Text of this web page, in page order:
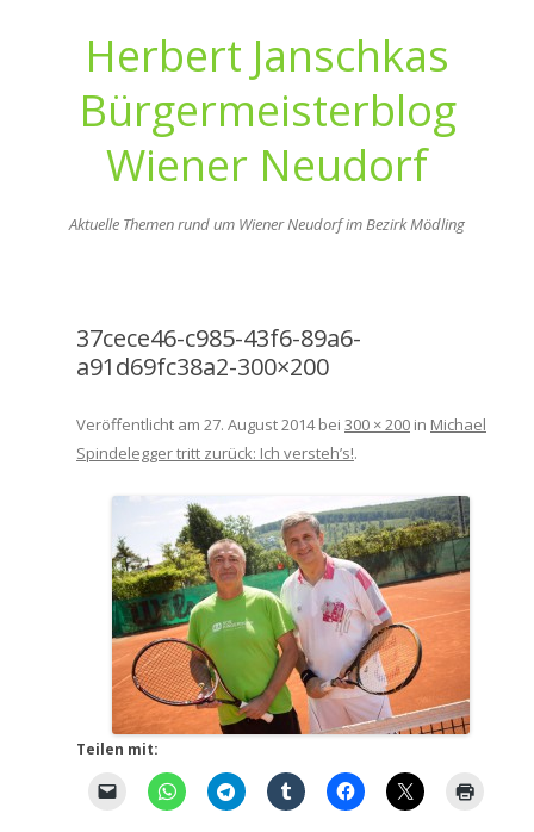
Herbert Janschkas
Bürgermeisterblog
Wiener Neudorf
Aktuelle Themen rund um Wiener Neudorf im Bezirk Mödling
37cece46-c985-43f6-89a6-
a91d69fc38a2-300×200
Veröffentlicht am 27. August 2014bei 300 × 200 in Michael
Spindelegger tritt zurück: Ich versteh’s!.
Teilen mit: